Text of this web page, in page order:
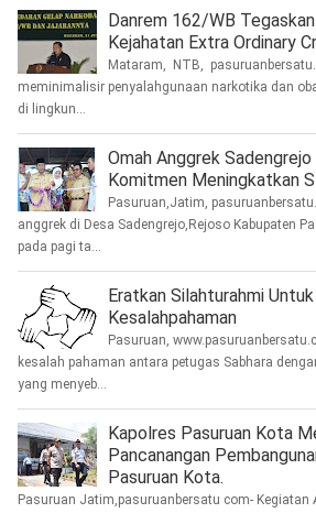
Danrem 162/WB
Kejahatan Extra Ordinary
Mataram, NTB,
meminimalisir penyalahgunaan narkotika dan
di lingkun...
Omah Anggrek
Komitmen Meningkatkan
Pasuruan,Jatim,
anggrek di Desa Sadengrejo,Rejoso Kabupaten
pada pagi ta...
Eratkan Silahturahmi
Kesalahpahaman
Pasuruan,
kesalah pahaman antara petugas Sabhara
yang menyeb...
Kapolres Pasuruan Kota
Pancanangan
Pasuruan Kota.
Pasuruan Jatim,pasuruanbersatu com- Kegiatan